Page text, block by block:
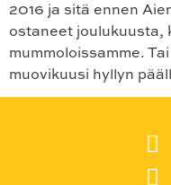
2016 ja sitä ennen
ostaneet joulukuusta,
mummoloissamme.
muovikuusi hyllyn